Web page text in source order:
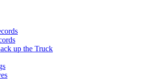
up the Truck